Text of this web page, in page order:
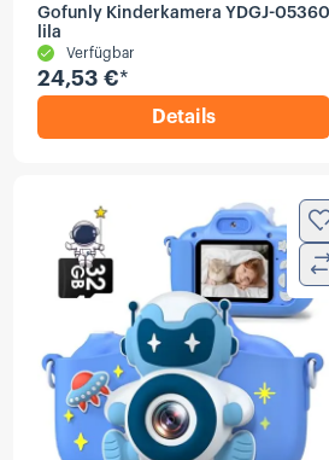
Gofunly Kinderkamera YDGJ-05360
lila
Verfügbar
24,53 €*
Details
Gofunly